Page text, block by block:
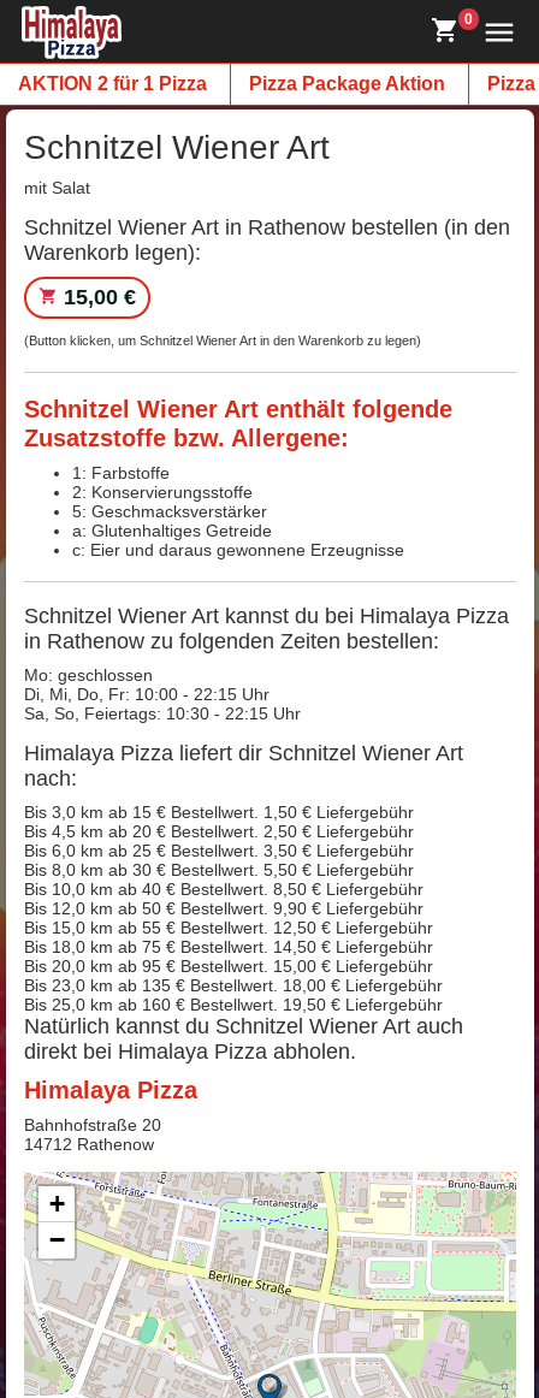
0
AKTION 2 für 1 Pizza Pizza Package Aktion Pizza
Schnitzel Wiener Art
mit Salat
Schnitzel Wiener Art in Rathenow bestellen (in den
Warenkorb legen):
15,00 €
(Button klicken, um Schnitzel Wiener Art in den Warenkorb zu legen)
Schnitzel Wiener Art enthält folgende
Zusatzstoffe bzw. Allergene:
1: Farbstoffe
2: Konservierungsstoffe
5: Geschmacksverstärker
a: Glutenhaltiges Getreide
c: Eier und daraus gewonnene Erzeugnisse
Schnitzel Wiener Art kannst du bei Himalaya Pizza
in Rathenow zu folgenden Zeiten bestellen:
Mo: geschlossen
Di, Mi, Do, Fr: 10:00 - 22:15 Uhr
Sa, So, Feiertags: 10:30 - 22:15 Uhr
Himalaya Pizza liefert dir Schnitzel Wiener Art
nach:
Bis 3,0 km ab 15 € Bestellwert. 1,50 € Liefergebühr
Bis 4,5 km ab 20 € Bestellwert. 2,50 € Liefergebühr
Bis 6,0 km ab 25 € Bestellwert. 3,50 € Liefergebühr
Bis 8,0 km ab 30 € Bestellwert. 5,50 € Liefergebühr
Bis 10,0 km ab 40 € Bestellwert. 8,50 € Liefergebühr
Bis 12,0 km ab 50 € Bestellwert. 9,90 € Liefergebühr
Bis 15,0 km ab 55 € Bestellwert. 12,50 € Liefergebühr
Bis 18,0 km ab 75 € Bestellwert. 14,50 € Liefergebühr
Bis 20,0 km ab 95 € Bestellwert. 15,00 € Liefergebühr
Bis 23,0 km ab 135 € Bestellwert. 18,00 € Liefergebühr
Bis 25,0 km ab 160 € Bestellwert. 19,50 € Liefergebühr
Natürlich kannst du Schnitzel Wiener Art auch
direkt bei Himalaya Pizza abholen.
Himalaya Pizza
Bahnhofstraße 20
14712 Rathenow
+
−